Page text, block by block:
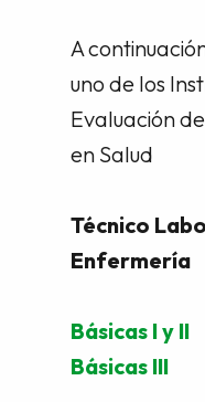
A
uno de los
Evaluación
en Salud
Técnico
Enfermería
Básicas I y II
Básicas III